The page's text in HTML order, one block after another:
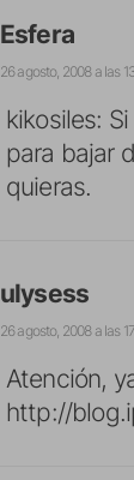
Esfera
26 agosto, 2008 a las
kikosiles:
para bajar
quieras.
ulysess
26 agosto, 2008 a las
Atención,
http://